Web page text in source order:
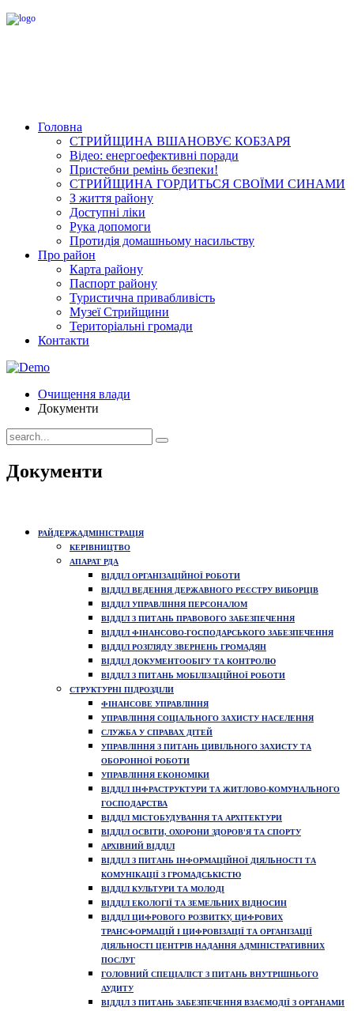
Головна
СТРИЙЩИНА ВШАНОВУЄ КОБЗАРЯ
Відео: енергоефективні поради
Пристебни ремінь безпеки!
СТРИЙЩИНА ГОРДИТЬСЯ СВОЇМИ СИНАМИ
З життя району
Доступні ліки
Рука допомоги
Протидія домашньому насильству
Про район
Карта району
Паспорт району
Туристична привабливість
Музеї Стрийщини
Територіальні громади
Контакти
Очищення влади
Документи
Документи
РАЙДЕРЖАДМІНІСТРАЦІЯ
КЕРІВНИЦТВО
АПАРАТ РДА
ВІДДІЛ ОРГАНІЗАЦІЙНОЇ РОБОТИ
ВІДДІЛ ВЕДЕННЯ ДЕРЖАВНОГО РЕЄСТРУ ВИБОРЦІВ
ВІДДІЛ УПРАВЛІННЯ ПЕРСОНАЛОМ
ВІДДІЛ З ПИТАНЬ ПРАВОВОГО ЗАБЕЗПЕЧЕННЯ
ВІДДІЛ ФІНАНСОВО-ГОСПОДАРСЬКОГО ЗАБЕЗПЕЧЕННЯ
ВІДДІЛ РОЗГЛЯДУ ЗВЕРНЕНЬ ГРОМАДЯН
ВІДДІЛ ДОКУМЕНТООБІГУ ТА КОНТРОЛЮ
ВІДДІЛ З ПИТАНЬ МОБІЛІЗАЦІЙНОЇ РОБОТИ
СТРУКТУРНІ ПІДРОЗДІЛИ
ФІНАНСОВЕ УПРАВЛІННЯ
УПРАВЛІННЯ СОЦІАЛЬНОГО ЗАХИСТУ НАСЕЛЕННЯ
СЛУЖБА У СПРАВАХ ДІТЕЙ
УПРАВЛІННЯ З ПИТАНЬ ЦИВІЛЬНОГО ЗАХИСТУ ТА
ОБОРОННОЇ РОБОТИ
УПРАВЛІННЯ ЕКОНОМІКИ
ВІДДІЛ ІНФРАСТРУКТУРИ ТА ЖИТЛОВО-КОМУНАЛЬНОГО
ГОСПОДАРСТВА
ВІДДІЛ МІСТОБУДУВАННЯ ТА АРХІТЕКТУРИ
ВІДДІЛ ОСВІТИ, ОХОРОНИ ЗДОРОВ'Я ТА СПОРТУ
АРХІВНИЙ ВІДДІЛ
ВІДДІЛ З ПИТАНЬ ІНФОРМАЦІЙНОЇ ДІЯЛЬНОСТІ ТА
КОМУНІКАЦІЇ З ГРОМАДСЬКІСТЮ
ВІДДІЛ КУЛЬТУРИ ТА МОЛОДІ
ВІДДІЛ ЕКОЛОГІЇ ТА ЗЕМЕЛЬНИХ ВІДНОСИН
ВІДДІЛ ЦИФРОВОГО РОЗВИТКУ, ЦИФРОВИХ
ТРАНСФОРМАЦІЙ І ЦИФРОВІЗАЦІЇ ТА ОРГАНІЗАЦІЇ
ДІЯЛЬНОСТІ ЦЕНТРІВ НАДАННЯ АДМІНІСТРАТИВНИХ
ПОСЛУГ
ГОЛОВНИЙ СПЕЦІАЛІСТ З ПИТАНЬ ВНУТРІШНЬОГО
АУДИТУ
ВІДДІЛ З ПИТАНЬ ЗАБЕЗПЕЧЕННЯ ВЗАЄМОДІЇ З ОРГАНАМИ